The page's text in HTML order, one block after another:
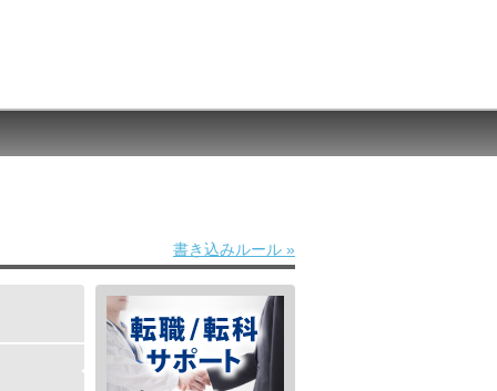
書き込みルール »